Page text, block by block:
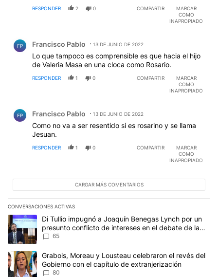
RESPONDER 2 0 COMPARTIR
MARCAR
COMO
INAPROPIADO
FP Francisco Pablo 13 DE JUNIO DE 2022
Lo que tampoco es comprensible es que hacia el hijo
de Valeria Masa en una cloca como Rosario.
RESPONDER 1 0 COMPARTIR
MARCAR
COMO
INAPROPIADO
FP Francisco Pablo 13 DE JUNIO DE 2022
Como no va a ser resentido si es rosarino y se llama
Jesuan.
RESPONDER 1 0 COMPARTIR
MARCAR
COMO
INAPROPIADO
CARGAR MÁS COMENTARIOS
CONVERSACIONES ACTIVAS
Este listado muestra los artículos con más comentarios en los
Un artículo de tendencia con el título "Di Tullio impugnó a
Di Tullio impugnó a Joaquín Benegas Lynch por un
presunto conflicto de intereses en el debate de la
Ley de Tierras
65
Un artículo de tendencia con el título "Grabois, Moreau y
Grabois, Moreau y Lousteau celebraron el revés del
Gobierno con el capítulo de extranjerización
80